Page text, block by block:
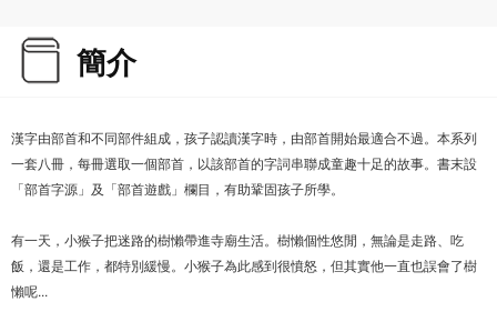
簡介
漢字由部首和不同部件組成，孩子認讀漢字時，由部首開始最適合不過。本系列
一套八冊，每冊選取一個部首，以該部首的字詞串聯成童趣十足的故事。書末設
「部首字源」及「部首遊戲」欄目，有助鞏固孩子所學。
有一天，小猴子把迷路的樹懶帶進寺廟生活。樹懶個性悠閒，無論是走路、吃
飯，還是工作，都特別緩慢。小猴子為此感到很憤怒，但其實他一直也誤會了樹
懶呢...